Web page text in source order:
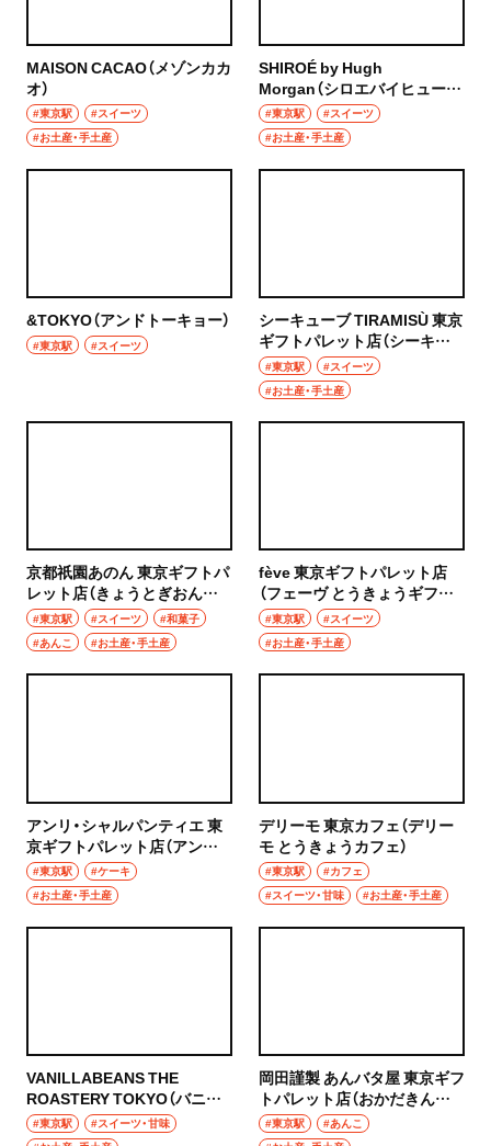
春日部
大宮・浦和
浦和
飯能
入間
川越
秩父・長瀞・三峰口
秩父
野田
千葉・船橋・津田沼
千葉
習志野
市川・本八幡
海鮮
ご当地グルメ
バー
日本酒
ビール
ワイン
地酒
サワー
カクテル
和食・郷土料理
とんかつ
和食
MAISON CACAO（メゾンカカ
オ）
#東京駅
#スイーツ
#お土産・手土産
SHIROÉ by Hugh
Morgan（シロエバイヒューモ
ルガン）
#東京駅
#スイーツ
#お土産・手土産
&TOKYO（アンドトーキョー）
#東京駅 #スイーツ
シーキューブ TIRAMISÙ 東京
ギフトパレット店（シーキュ
ーブ ティラミス とうきょうギ
フトパレットてん）
#東京駅
#スイーツ
#お土産・手土産
京都祇園あのん 東京ギフトパ
レット店（きょうとぎおんあ
のん とうきょうギフトパレッ
トてん）
#東京駅 #スイーツ
#和菓子
#あんこ
#お土産・手土産
fève 東京ギフトパレット店
（フェーヴ とうきょうギフト
パレットてん）
#東京駅
#スイーツ
#お土産・手土産
アンリ・シャルパンティエ 東
京ギフトパレット店（アンリ
シャルパンティエ とうきょう
ギフトパレットてん）
#東京駅
#ケーキ
#お土産・手土産
デリーモ 東京カフェ（デリー
モ とうきょうカフェ）
#東京駅
#カフェ
#スイーツ・甘味
#お土産・手土産
VANILLABEANS THE
ROASTERY TOKYO（バニラ
ビーンズ ザ ロースタリー ト
ーキョー）
#東京駅
#スイーツ・甘味
岡田謹製 あんバタ屋 東京ギフ
トパレット店（おかだきんせ
い あんバタや とうきょうギフ
トパレットてん）
#東京駅
#あんこ